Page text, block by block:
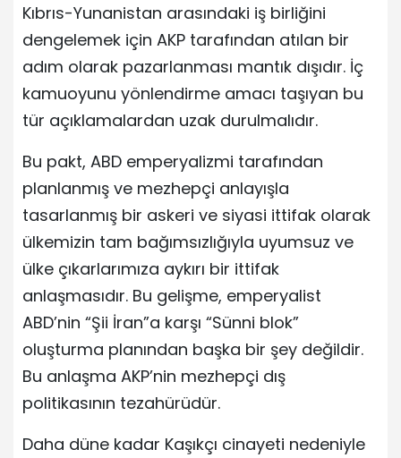
Kıbrıs-Yunanistan arasındaki iş birliğini
dengelemek için AKP tarafından atılan bir
adım olarak pazarlanması mantık dışıdır. İç
kamuoyunu yönlendirme amacı taşıyan bu
tür açıklamalardan uzak durulmalıdır.
Bu pakt, ABD emperyalizmi tarafından
planlanmış ve mezhepçi anlayışla
tasarlanmış bir askeri ve siyasi ittifak olarak
ülkemizin tam bağımsızlığıyla uyumsuz ve
ülke çıkarlarımıza aykırı bir ittifak
anlaşmasıdır. Bu gelişme, emperyalist
ABD’nin “Şii İran”a karşı “Sünni blok”
oluşturma planından başka bir şey değildir.
Bu anlaşma AKP’nin mezhepçi dış
politikasının tezahürüdür.
Daha düne kadar Kaşıkçı cinayeti nedeniyle